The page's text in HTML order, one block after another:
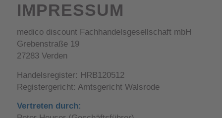
IMPRESSUM
medico discount Fachhandelsgesellschaft mbH
Grebenstraße 19
27283 Verden
Handelsregister: HRB120512
Registergericht: Amtsgericht Walsrode
Vertreten durch: